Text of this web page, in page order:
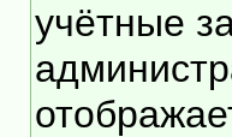
учётные